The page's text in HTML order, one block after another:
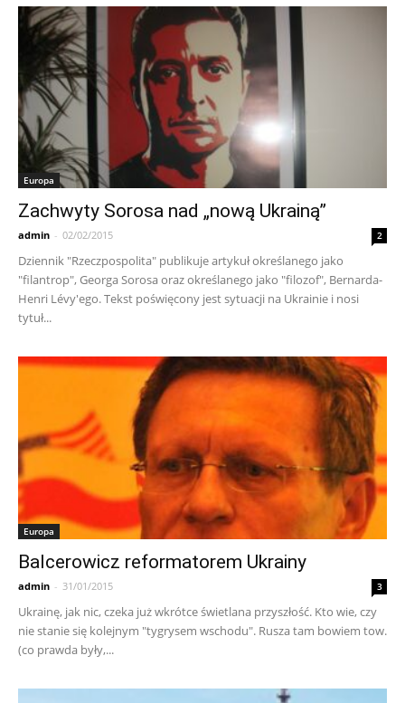
Europa
Zachwyty Sorosa nad „nową Ukrainą”
admin - 02/02/2015 2
Dziennik "Rzeczpospolita" publikuje artykuł określanego jako
"filantrop", Georga Sorosa oraz określanego jako "filozof", Bernarda-
Henri Lévy'ego. Tekst poświęcony jest sytuacji na Ukrainie i nosi
tytuł...
Europa
Balcerowicz reformatorem Ukrainy
admin - 31/01/2015 3
Ukrainę, jak nic, czeka już wkrótce świetlana przyszłość. Kto wie, czy
nie stanie się kolejnym "tygrysem wschodu". Rusza tam bowiem tow.
(co prawda były,...